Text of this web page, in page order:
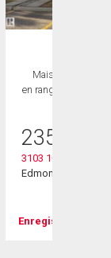
Maison
en rangée
235 000
3103 109 Street
Edmonton, AB
Enregistrer